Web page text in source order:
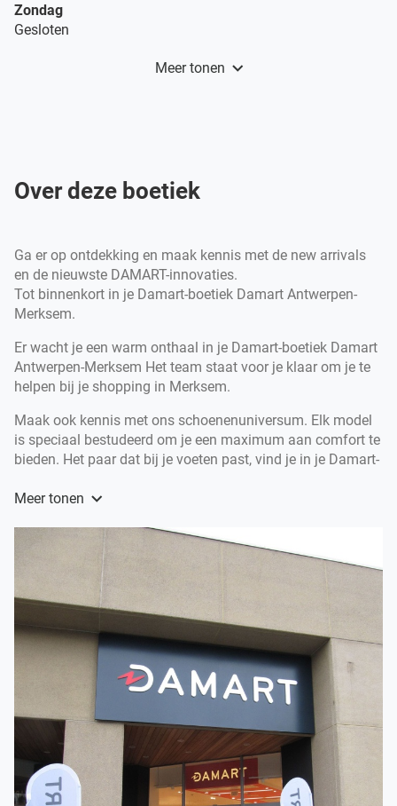
Openingstijden
vandaag
Zondag
Gesloten
Meer tonen
en
Over deze boetiek
Welkom in de Damart-boetiek Damart Antwerpen-Merksem,
je boetiek voor modekleding en onderkleding in Merksem.
modekleding voor dames en heren en legendarische
onderkleding voor dames, heren en kinderen.
DAMART biedt je een volledig gamma onderkleding voor
de ganse familie aan, met uiteraard het alom gekende
Thermolactyl gebracht in tal van innovaties.
Maak ook kennis met ons schoenenuniversum. Elk model
is speciaal bestudeerd om je een maximum aan comfort te
bieden. Het paar dat bij je voeten past, vind je in je Damart-
Er wacht je een warm onthaal in je Damart-boetiek Damart
Antwerpen-Merksem Het team staat voor je klaar om je te
helpen bij je shopping in Merksem.
Ga er op ontdekking en maak kennis met de new arrivals
en de nieuwste DAMART-innovaties.
Tot binnenkort in je Damart-boetiek Damart Antwerpen-
Merksem.
Meer tonen